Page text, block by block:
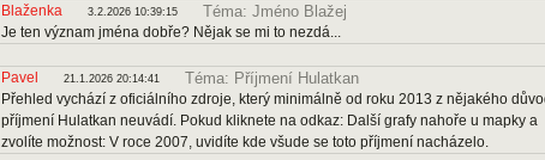
Blaženka 3.2.2026 10:39:15 Téma: Jméno Blažej
Je ten význam jména dobře? Nějak se mi to nezdá...
Pavel 21.1.2026 20:14:41 Téma: Příjmení Hulatkan
Přehled vychází z oficiálního zdroje, který minimálně od roku 2013 z nějakého
příjmení Hulatkan neuvádí. Pokud kliknete na odkaz: Další grafy nahoře u mapky a
zvolíte možnost: V roce 2007, uvidíte kde všude se toto příjmení nacházelo.